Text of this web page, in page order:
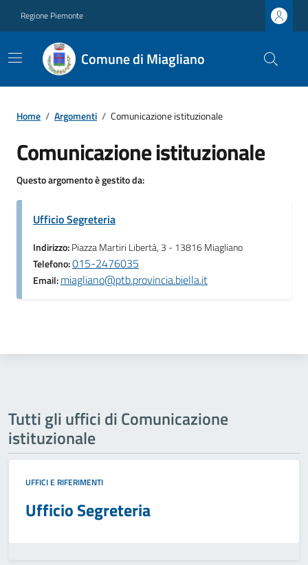
Regione Piemonte
Comune di Miagliano
Home / Argomenti / Comunicazione istituzionale
Comunicazione istituzionale
Questo argomento è gestito da:
Ufficio Segreteria
Indirizzo:Piazza Martiri Libertà, 3 - 13816 Miagliano
Telefono:015-2476035
Email:miagliano@ptb.provincia.biella.it
Tutti gli uffici di Comunicazione
istituzionale
UFFICI E RIFERIMENTI
Ufficio Segreteria